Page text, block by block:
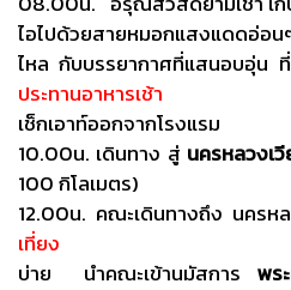
ไอไปด้วยสายหมอกแสงแดดอ่อน
ไหล กับบรรยากาศที่แสนอบอุ่น
ประทานอาหารเช้า
เช็กเอาท์ออกจากโรงแรม
10.00น. เดินทาง สู่ นครหลวงเ
100 กิโลเมตร)
12.00น. คณะเดินทางถึง นครห
เที่ยง
บ่าย นำคณะเข้านมัสการ พร